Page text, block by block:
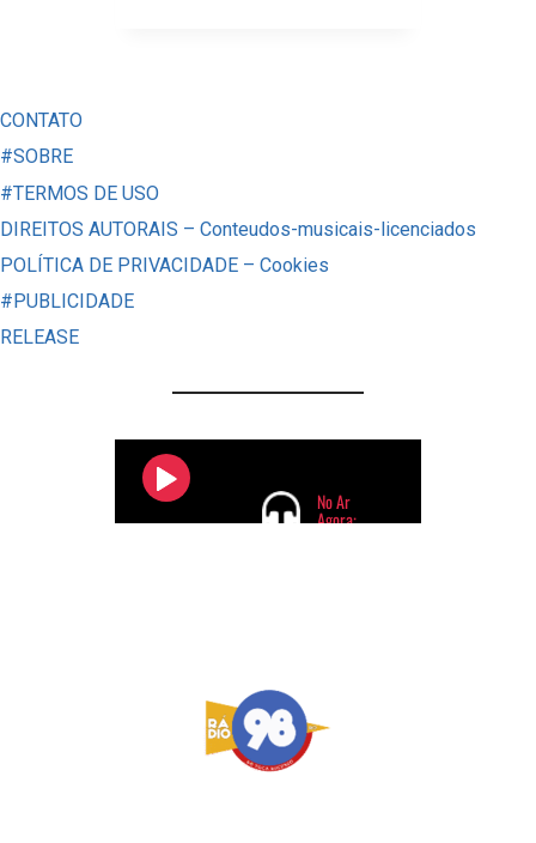
ESTREIA
E
CONTATO
#SOBRE
#TERMOS DE USO
DIREITOS AUTORAIS – Conteudos-musicais-licenciados
POLÍTICA DE PRIVACIDADE – Cookies
#PUBLICIDADE
RELEASE